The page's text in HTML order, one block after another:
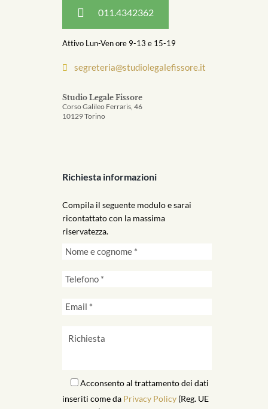
011.4342362
Attivo Lun-Ven ore 9-13 e 15-19
segreteria@studiolegalefissore.it
Studio Legale Fissore
Corso Galileo Ferraris, 46
10129 Torino
Richiesta informazioni
Compila il seguente modulo e sarai
ricontattato con la massima
riservatezza.
Acconsento al trattamento dei dati
inseriti come da Privacy Policy (Reg. UE